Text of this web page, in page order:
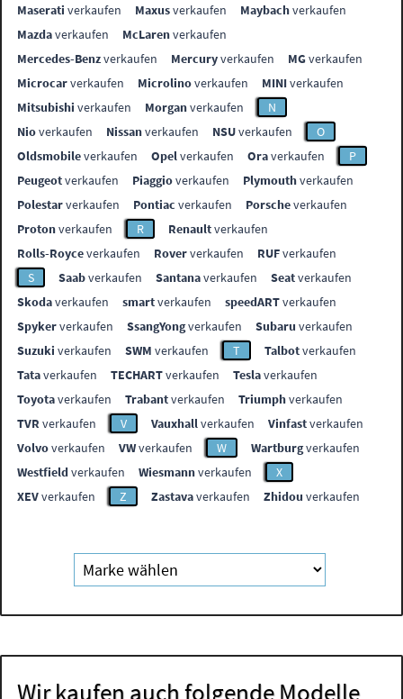
Maserati verkaufen Maxusverkaufen Maybachverkaufen
Mazdaverkaufen McLarenverkaufen
Mercedes-Benzverkaufen Mercuryverkaufen MGverkaufen
Microcarverkaufen Microlinoverkaufen MINIverkaufen
Mitsubishi verkaufen Morganverkaufen
N
Nioverkaufen Nissanverkaufen NSUverkaufen
O
Oldsmobileverkaufen Opelverkaufen Oraverkaufen
P
Peugeotverkaufen Piaggioverkaufen Plymouthverkaufen
Polestarverkaufen Pontiac verkaufen Porscheverkaufen
Protonverkaufen R Renaultverkaufen
Rolls-Royceverkaufen Roververkaufen RUFverkaufen
S
Saabverkaufen Santanaverkaufen Seatverkaufen
Skodaverkaufen smartverkaufen speedARTverkaufen
Spykerverkaufen SsangYongverkaufen Subaru verkaufen
Suzuki verkaufen SWM verkaufen T Talbotverkaufen
Tataverkaufen TECHARTverkaufen Teslaverkaufen
Toyotaverkaufen Trabantverkaufen Triumphverkaufen
TVR verkaufen V Vauxhallverkaufen Vinfastverkaufen
Volvoverkaufen VWverkaufen W Wartburgverkaufen
Westfieldverkaufen Wiesmannverkaufen
X
XEVverkaufen Z Zastavaverkaufen Zhidou verkaufen
Wir kaufen auch folgende Modelle